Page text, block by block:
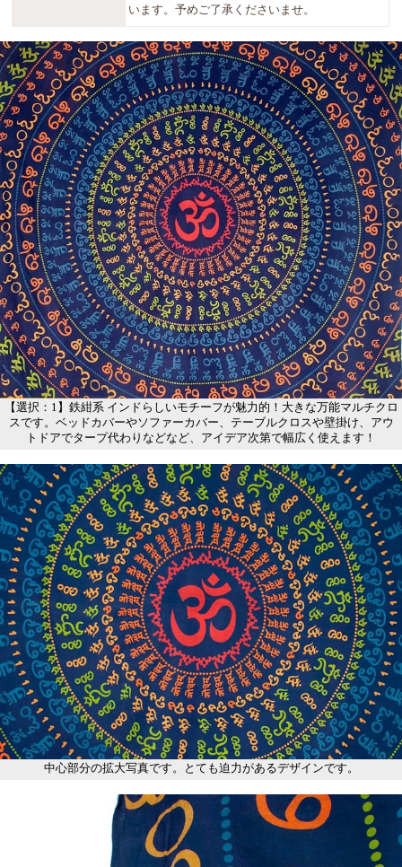
います。予めご了承くださいませ。
【選択：1】鉄紺系 インドらしいモチーフが魅力的！大きな万能マルチクロ
スです。ベッドカバーやソファーカバー、テーブルクロスや壁掛け、アウ
トドアでタープ代わりなどなど、アイデア次第で幅広く使えます！
中心部分の拡大写真です。とても迫力があるデザインです。